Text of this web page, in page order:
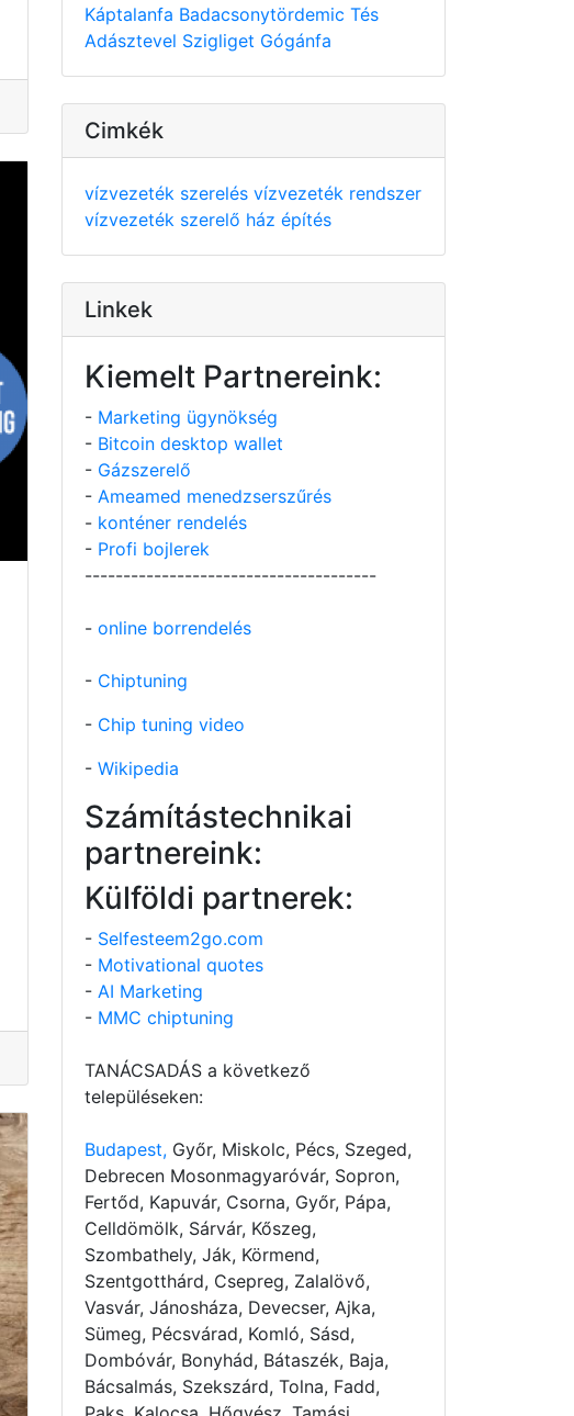
Káptalanfa Badacsonytördemic Tés
Adásztevel Szigliget Gógánfa
Cimkék
vízvezeték szerelés vízvezeték rendszer
vízvezeték szerelő ház építés
Linkek
Kiemelt Partnereink:
- Marketing ügynökség
- Bitcoin desktop wallet
- Gázszerelő
- Ameamed menedzserszűrés
- konténer rendelés
- Profi bojlerek
--------------------------------------
- online borrendelés
- Chiptuning
- Chip tuning video
- Wikipedia
Számítástechnikai
partnereink:
Külföldi partnerek:
- Selfesteem2go.com
- Motivational quotes
- AI Marketing
- MMC chiptuning
TANÁCSADÁS a következő
településeken:
Budapest, Győr, Miskolc, Pécs, Szeged,
Debrecen Mosonmagyaróvár, Sopron,
Fertőd, Kapuvár, Csorna, Győr, Pápa,
Celldömölk, Sárvár, Kőszeg,
Szombathely, Ják, Körmend,
Szentgotthárd, Csepreg, Zalalövő,
Vasvár, Jánosháza, Devecser, Ajka,
Sümeg, Pécsvárad, Komló, Sásd,
Dombóvár, Bonyhád, Bátaszék, Baja,
Bácsalmás, Szekszárd, Tolna, Fadd,